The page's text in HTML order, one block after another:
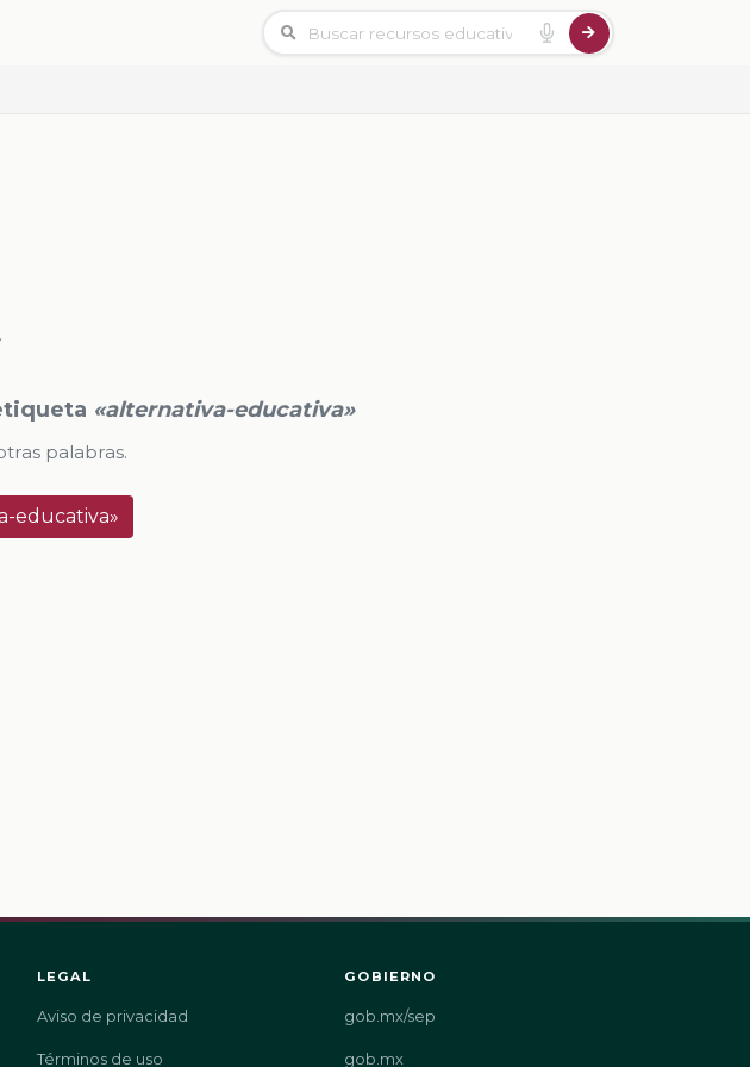
«alternativa-educativa»
palabras.
educativa»
LEGAL
Aviso de privacidad
Términos de uso
GOBIERNO
gob.mx/sep
gob.mx